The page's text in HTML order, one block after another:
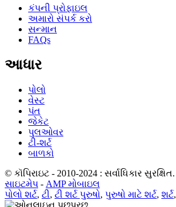
કંપની પ્રોફાઇલ
અમારો સંપર્ક કરો
સન્માન
FAQs
આધાર
પોલો
વેસ્ટ
પંત
જેકેટ
પુલઓવર
ટી-શર્ટ
બાળકો
© કૉપિરાઇટ - 2010-2024 : સર્વાધિકાર સુરક્ષિત.
સાઇટમેપ - AMP મોબાઇલ
પોલો શર્ટ, ટી, ટી શર્ટ પુરુષો, પુરુષો માટે શર્ટ, શર્ટ,